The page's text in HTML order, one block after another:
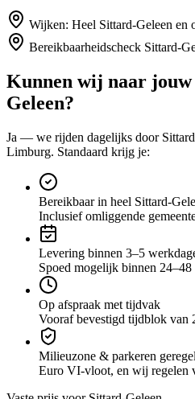
Wijken: Heel Sittard-Geleen en
Bereikbaarheidscheck Sittard-
Kunnen wij naar jouw
Geleen?
Ja — we rijden dagelijks door
Limburg. Standaard krijg je:
Bereikbaar in heel Sittard-
Inclusief omliggende
Levering binnen 3–5
Spoed mogelijk binnen
Op afspraak met tijdvak
Vooraf bevestigd tijdblok van
Milieuzone & parkeren
Euro VI-vloot, en wij regelen